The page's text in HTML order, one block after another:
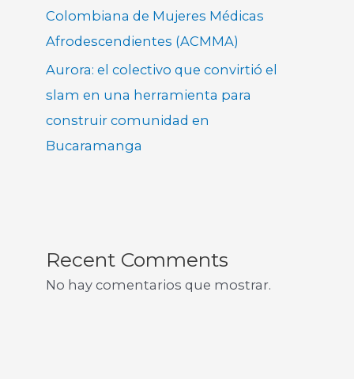
Colombiana de Mujeres Médicas
Afrodescendientes (ACMMA)
Aurora: el colectivo que convirtió el
slam en una herramienta para
construir comunidad en
Bucaramanga
Recent Comments
No hay comentarios que mostrar.